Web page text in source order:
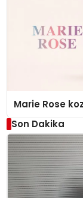
Marie Rose
Son Dakika